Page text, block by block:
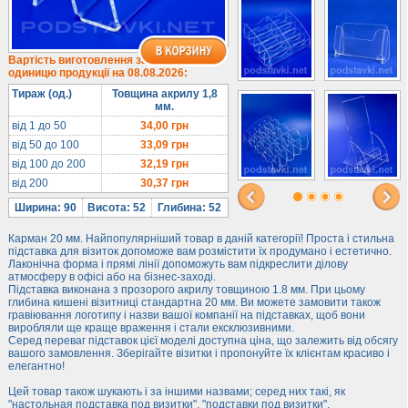
1/3 формату А4
Комбіновані
Навісні кишені
Менюхолдери
Під мобільні
Під біжутерію
Гірки та подіуми
Під косметику
Під солодке
Для хот-догів
Лототрони
Ящики з акрилу
Цінники
Засоби захисту
Інформ. стенди
Вартість виготовлення за
одиницю продукції на 08.08.2026:
Тираж (од.)
Товщина акрилу 1,8
мм.
від 1 до 50
34,00 грн
від 50 до 100
33,09 грн
від 100 до 200
32,19 грн
від 200
30,37 грн
Ширина: 90
Висота: 52 Глибина: 52
Карман 20 мм. Найпопулярніший товар в даній категорії! Проста і стильна
підставка для візиток допоможе вам розмістити їх продумано і естетично.
Лаконічна форма і прямі лінії допоможуть вам підкреслити ділову
атмосферу в офісі або на бізнес-заході.
Підставка виконана з прозорого акрилу товщиною 1.8 мм. При цьому
глибина кишені візитниці стандартна 20 мм. Ви можете замовити також
гравіювання логотипу і назви вашої компанії на підставках, щоб вони
виробляли ще краще враження і стали ексклюзивними.
Серед переваг підставок цієї моделі доступна ціна, що залежить від обсягу
вашого замовлення. Зберігайте візитки і пропонуйте їх клієнтам красиво і
елегантно!
Цей товар також шукають і за іншими назвами; серед них такі, як
"настольная подставка под визитки", "подставки под визитки".